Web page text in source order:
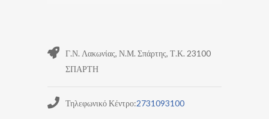
Γ.Ν. Λακωνίας, Ν.Μ. Σπάρτης, Τ.Κ. 23100
ΣΠΑΡΤΗ
Τηλεφωνικό Κέντρο:2731093100